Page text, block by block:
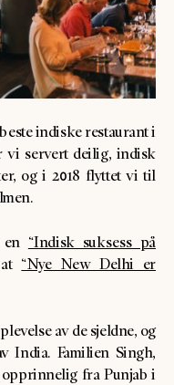
indiske restaurant i
vi servert deilig, indisk
og i 2018 flyttet vi til
“Indisk suksess på
“Nye New Delhi er
av de sjeldne, og
India. Familien Singh,
fra Punjab i